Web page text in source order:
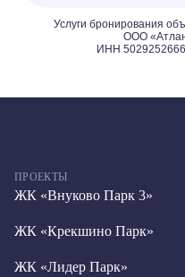
ПРОЕКТЫ
ЖК «Внуково Парк 3»
ЖК «Крекшино Парк»
ЖК «Лидер Парк»